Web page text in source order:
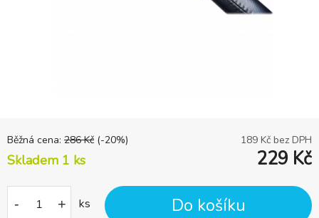
Běžná cena: 286 Kč (-20%) 189 Kč bez DPH
Skladem 1 ks 229 Kč
- + ks Do košíku